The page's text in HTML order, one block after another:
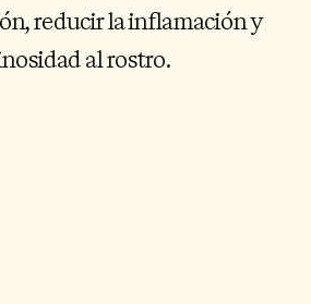
reducir la inflamación y
al rostro.